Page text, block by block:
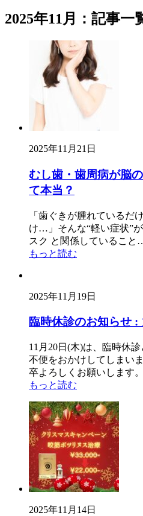
2025年11月：記事一
2025年11月21日
むし歯・歯周病が脳
て本当？
「歯ぐきが腫れている
け…」そんな“軽い症状”
スク と関係していること
もっと読む
2025年11月19日
臨時休診のお知らせ :
11月20日(木)は、臨時休
不便をおかけしてしまい
卒よろしくお願いします。
もっと読む
2025年11月14日